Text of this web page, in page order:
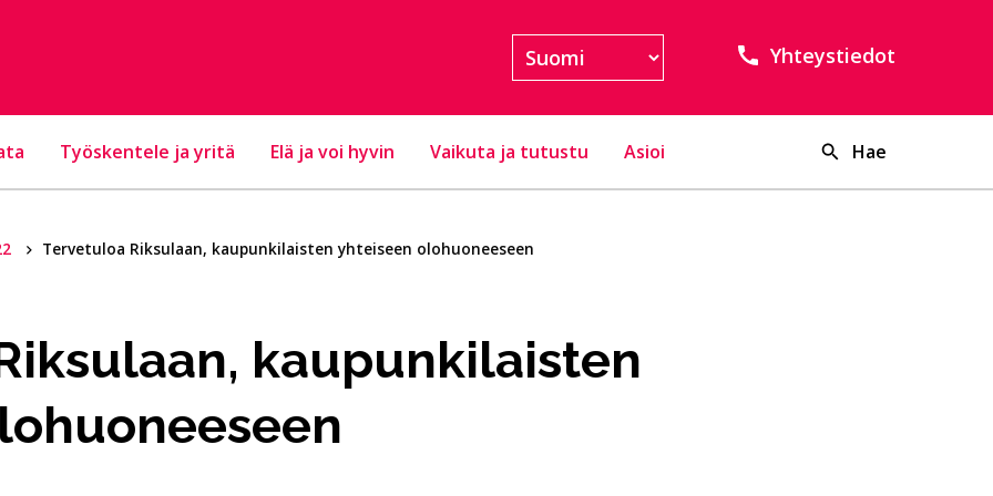
Yhteystiedot
Työskentele ja yritä Elä ja voi hyvin Vaikuta ja tutustu Asioi Hae
Tervetuloa Riksulaan, kaupunkilaisten yhteiseen olohuoneeseen
kaupunkilaisten